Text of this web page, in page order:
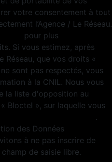
votre consentement à tout
l’Agence / Le Réseau.
pour plus
Si vous estimez, après
Réseau, que vos droits «
sont pas respectés, vous
à la CNIL. Nous vous
la liste d'opposition au
Bloctel », sur laquelle vous
.
des Données
à ne pas inscrire de
de saisie libre.